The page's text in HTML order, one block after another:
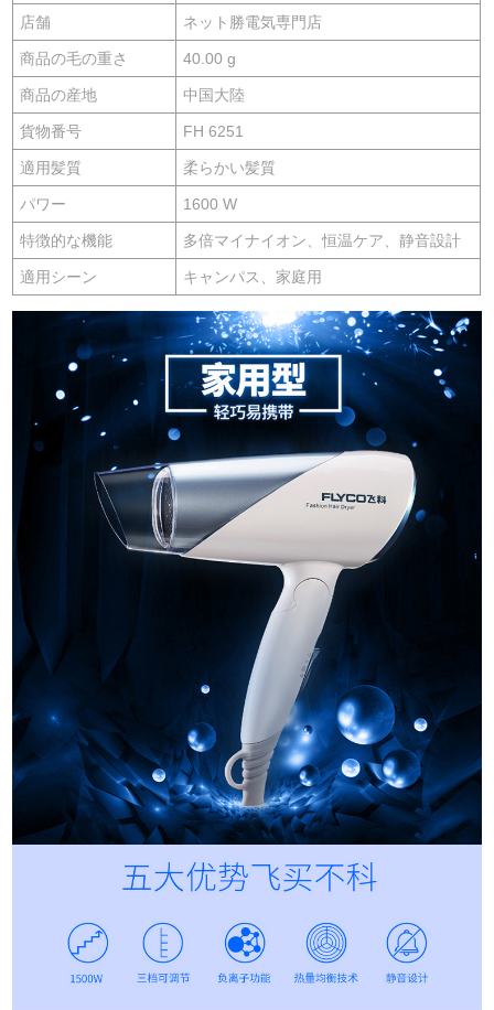
店舗 ネット勝電気専門店
商品の毛の重さ 40.00 g
商品の産地 中国大陸
貨物番号 FH 6251
適用髪質 柔らかい髪質
パワー 1600 W
特徴的な機能 多倍マイナイオン、恒温ケア、静音設計
適用シーン キャンパス、家庭用